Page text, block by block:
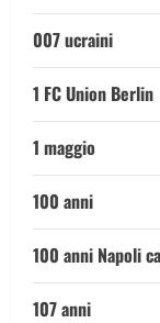
007 ucraini
1 FC Union Berlin
1 maggio
100 anni
100 anni Napoli
107 anni